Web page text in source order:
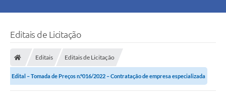
Editais de Licitação
Editais Editais de Licitação
Edital – Tomada de Preços n.°016/2022 – Contratação de empresa especializada